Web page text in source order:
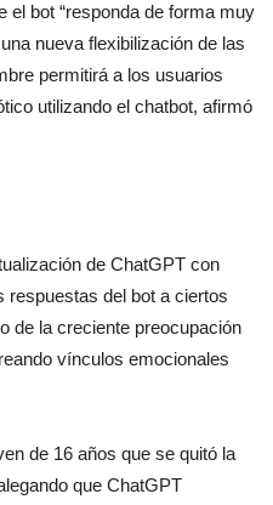
el bot “responda de forma muy
nueva flexibilización de las
permitirá a los usuarios
utilizando el chatbot, afirmó
de ChatGPT con
del bot a ciertos
de la creciente preocupación
vínculos emocionales
de 16 años que se quitó la
que ChatGPT